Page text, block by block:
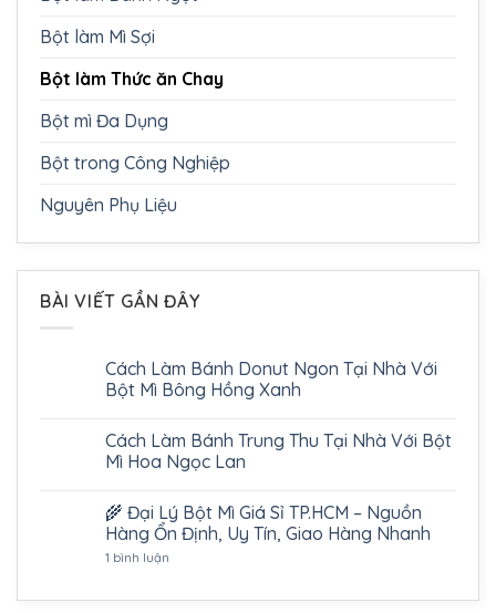
Bột làm Mì Sợi
Bột làm Thức ăn Chay
Bột mì Đa Dụng
Bột trong Công Nghiệp
Nguyên Phụ Liệu
BÀI VIẾT GẦN ĐÂY
Cách Làm Bánh Donut Ngon Tại Nhà Với
Bột Mì Bông Hồng Xanh
Cách Làm Bánh Trung Thu Tại Nhà Với Bột
Mì Hoa Ngọc Lan
🌾 Đại Lý Bột Mì Giá Sỉ TP.HCM – Nguồn
Hàng Ổn Định, Uy Tín, Giao Hàng Nhanh
1 bình luận
Lý